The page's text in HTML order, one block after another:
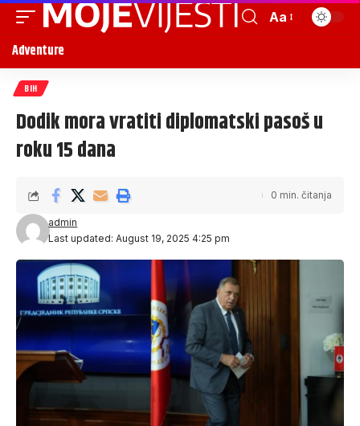
Aa
Adventure
BIH
Dodik mora vratiti diplomatski pasoš u
roku 15 dana
Last updated: August 19, 2025 4:25 pm
admin
0 min. čitanja